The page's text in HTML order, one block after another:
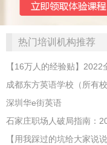
热门培训机构推荐
成都东方英语学校（所有校
深圳华e街英语